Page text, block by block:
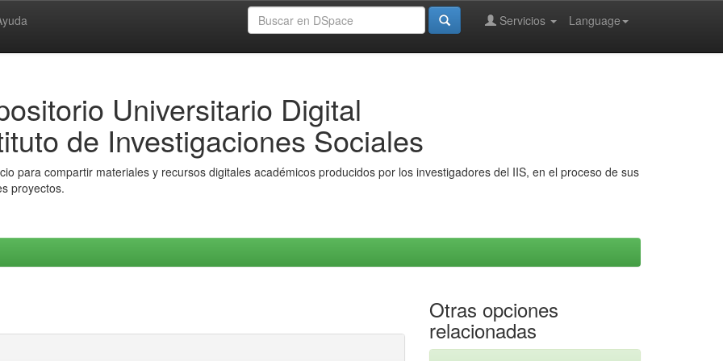
Language
Servicios
Universitario Digital
de Investigaciones Sociales
para compartir materiales y recursos digitales académicos producidos por los investigadores del IIS, en el proceso de sus
proyectos.
Otras opciones
relacionadas